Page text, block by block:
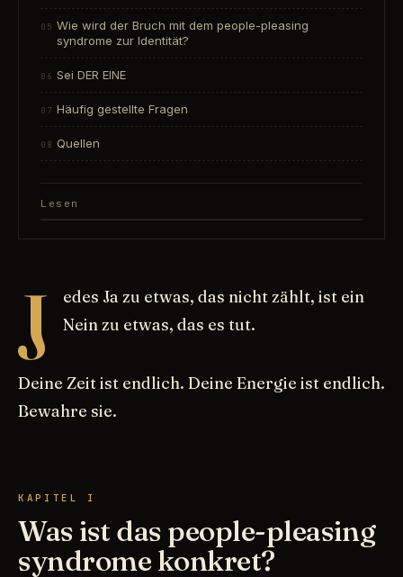
Wie wird der Bruch mit dem people-pleasing
syndrome zur Identität?
Sei DER EINE
Häufig gestellte Fragen
Quellen
Lesen
J
edes Ja zu etwas, das nicht zählt, ist ein
Nein zu etwas, das es tut.
Deine Zeit ist endlich. Deine Energie ist endlich.
Bewahre sie.
KAPITEL I
Was ist das people-pleasing
syndrome konkret?